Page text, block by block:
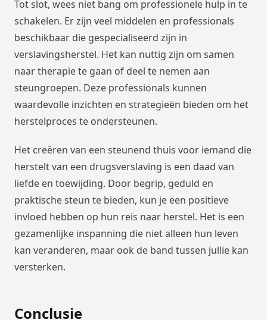
Tot slot, wees niet bang om professionele hulp in te
schakelen. Er zijn veel middelen en professionals
beschikbaar die gespecialiseerd zijn in
verslavingsherstel. Het kan nuttig zijn om samen
naar therapie te gaan of deel te nemen aan
steungroepen. Deze professionals kunnen
waardevolle inzichten en strategieën bieden om het
herstelproces te ondersteunen.
Het creëren van een steunend thuis voor iemand die
herstelt van een drugsverslaving is een daad van
liefde en toewijding. Door begrip, geduld en
praktische steun te bieden, kun je een positieve
invloed hebben op hun reis naar herstel. Het is een
gezamenlijke inspanning die niet alleen hun leven
kan veranderen, maar ook de band tussen jullie kan
versterken.
Conclusie